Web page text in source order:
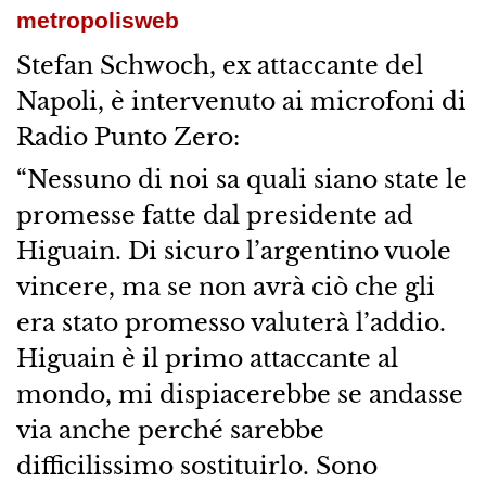
metropolisweb
Stefan Schwoch, ex attaccante del
Napoli, è intervenuto ai microfoni di
Radio Punto Zero:
“Nessuno di noi sa quali siano state le
promesse fatte dal presidente ad
Higuain. Di sicuro l’argentino vuole
vincere, ma se non avrà ciò che gli
era stato promesso valuterà l’addio.
Higuain è il primo attaccante al
mondo, mi dispiacerebbe se andasse
via anche perché sarebbe
difficilissimo sostituirlo. Sono